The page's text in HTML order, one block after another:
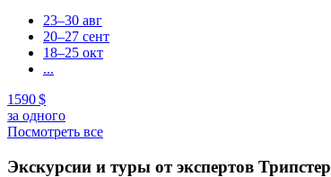
23–30 авг
20–27 сент
18–25 окт
...
1590 $
за одного
Посмотреть все
Экскурсии и туры от экспертов